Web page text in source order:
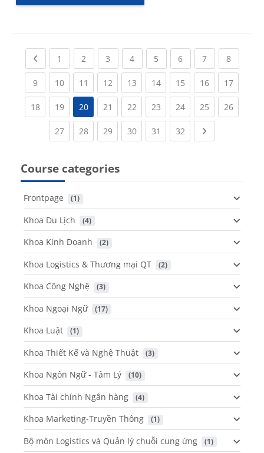
Previous page
1 (current)
2 (current)
3 (current)
4(current)
5 (current)
6(current)
7(current)
8(current)
9(current)
10(current)
11 (current)
12(current)
13(current)
14(current)
15(current)
16(current)
17
18(current)
19(current)
20 21 (current)
22(current)
23(current)
24(current)
25(current)
26
27(current)
28(current)
29(current)
30(current)
31 (current)
32(current)
Course categories
Frontpage (1)
Khoa Du Lịch (4)
Khoa Kinh Doanh (2)
Khoa Logistics & Thương mại QT (2)
Khoa Công Nghệ (3)
Khoa Ngoại Ngữ (17)
Khoa Luật (1)
Khoa Thiết Kế và Nghệ Thuật (3)
Khoa Ngôn Ngữ - Tâm Lý (10)
Khoa Tài chính Ngân hàng (4)
Khoa Marketing-Truyền Thông (1)
Bộ môn Logistics và Quản lý chuỗi cung ứng (1)